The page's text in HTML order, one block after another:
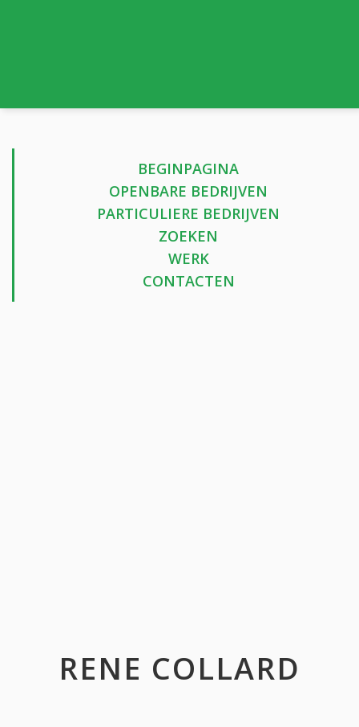
BEGINPAGINA
OPENBARE BEDRIJVEN
PARTICULIERE BEDRIJVEN
ZOEKEN
WERK
CONTACTEN
RENE COLLARD